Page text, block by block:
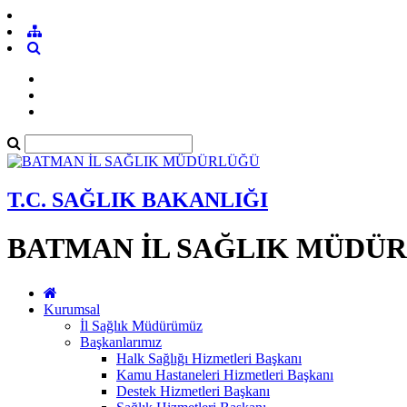
T.C. SAĞLIK BAKANLIĞI
BATMAN İL SAĞLIK
Kurumsal
İl Sağlık Müdürümüz
Başkanlarımız
Halk Sağlığı Hizmetleri Başkanı
Kamu Hastaneleri Hizmetleri Başkanı
Destek Hizmetleri Başkanı